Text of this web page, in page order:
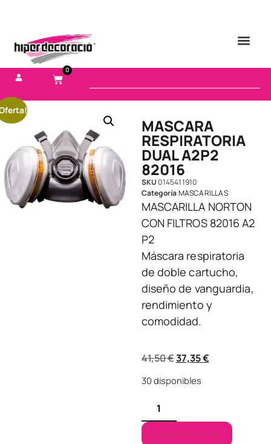
0
MASCARA
RESPIRATORIA
DUAL A2P2
82016
SKU0145411910
CategoríaMASCARILLAS
MASCARILLA NORTON
CON FILTROS 82016 A2
P2
Máscara respiratoria
de doble cartucho,
diseño de vanguardia,
rendimiento y
comodidad.
41,50€37,35€
30 disponibles
Añadir al carrito